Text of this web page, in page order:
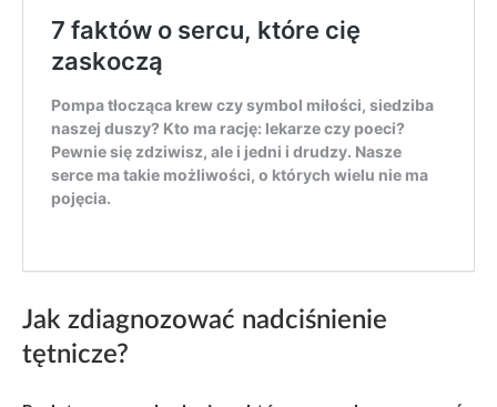
Jak zdiagnozować nadciśnienie
tętnicze?